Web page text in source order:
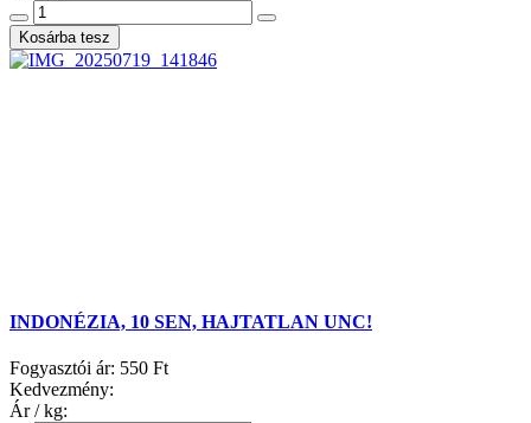
INDONÉZIA, 10 SEN, HAJTATLAN UNC!
Fogyasztói ár: 550 Ft
Kedvezmény:
Ár / kg: